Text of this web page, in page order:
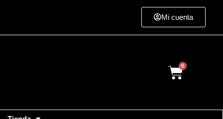
Mi cuenta
Cart